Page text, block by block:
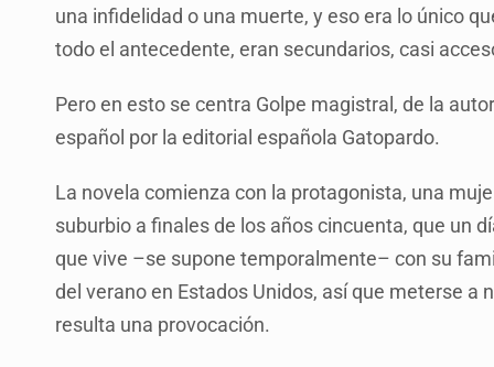
una infidelidad o una muerte, y eso era lo único
todo el antecedente, eran secundarios, casi
Pero en esto se centra Golpe magistral, de la
español por la editorial española Gatopardo.
La novela comienza con la protagonista, una
suburbio a finales de los años cincuenta, que un
que vive –se supone temporalmente– con su
del verano en Estados Unidos, así que meterse a
resulta una provocación.